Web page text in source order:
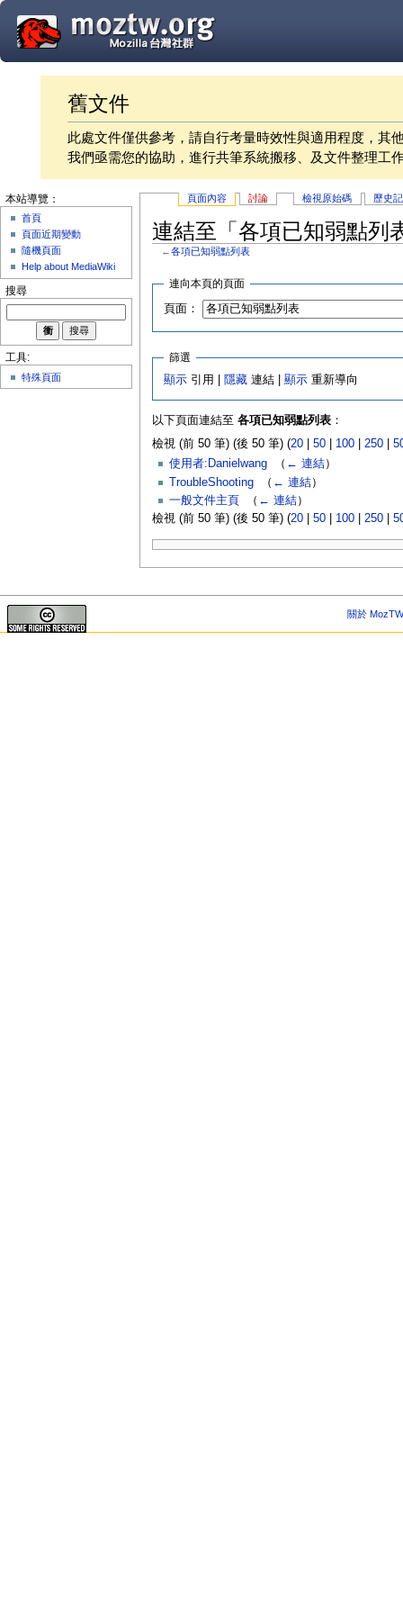
舊文件
此處文件僅供參考，請自行考量時效性與適用程度，其
我們亟需您的協助，進行共筆系統搬移、及文件整理工
頁面內容 討論 檢視原始碼 歷史
連結至「各項已知弱點列
←各項已知弱點列表
連向本頁的頁面
頁面：
篩選
顯示 引用 | 隱藏 連結 |顯示 重新導向
以下頁面連結至 各項已知弱點列表：
檢視 (前 50 筆) (後 50 筆) (20| 50| 100| 250|
使用者:Danielwang‎ （ ← 連結）
TroubleShooting‎ （ ← 連結）
一般文件主頁‎ （ ← 連結）
檢視 (前 50 筆) (後 50 筆) (20| 50| 100| 250|
本站導覽：
首頁
頁面近期變動
隨機頁面
Help about MediaWiki
搜尋
工具:
特殊頁面
關於